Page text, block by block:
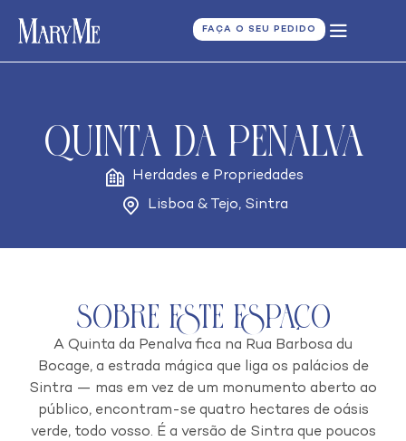
FAÇA O SEU PEDIDO
Quinta da Penalva
Herdades e Propriedades
Lisboa & Tejo, Sintra
Sobre este espaço
A Quinta da Penalva fica na Rua Barbosa du
Bocage, a estrada mágica que liga os palácios de
Sintra — mas em vez de um monumento aberto ao
público, encontram-se quatro hectares de oásis
verde, todo vosso. É a versão de Sintra que poucos